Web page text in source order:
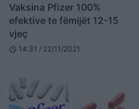
Vaksina Pfizer 100%
efektive te fëmijët 12-15
vjeç
schedule 14:31 / 22/11/2021